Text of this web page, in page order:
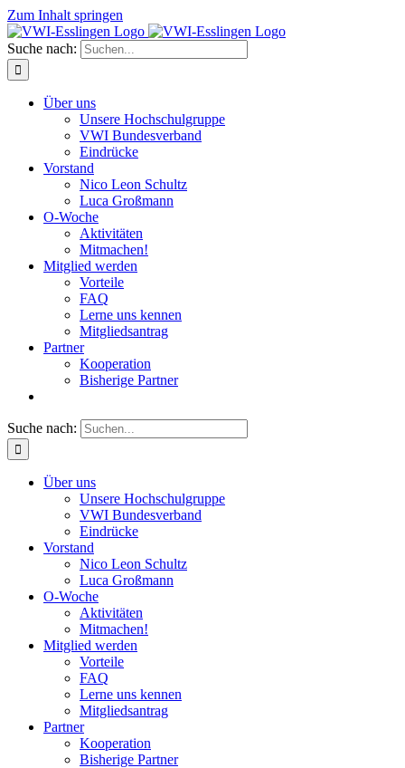
Zum Inhalt springen
Suche nach:
Über uns
Unsere Hochschulgruppe
VWI Bundesverband
Eindrücke
Vorstand
Nico Leon Schultz
Luca Großmann
O-Woche
Aktivitäten
Mitmachen!
Mitglied werden
Vorteile
FAQ
Lerne uns kennen
Mitgliedsantrag
Partner
Kooperation
Bisherige Partner
Suche nach:
Über uns
Unsere Hochschulgruppe
VWI Bundesverband
Eindrücke
Vorstand
Nico Leon Schultz
Luca Großmann
O-Woche
Aktivitäten
Mitmachen!
Mitglied werden
Vorteile
FAQ
Lerne uns kennen
Mitgliedsantrag
Partner
Kooperation
Bisherige Partner